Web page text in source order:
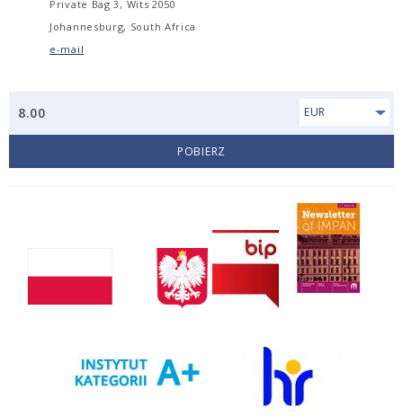
Private Bag 3, Wits 2050
Johannesburg, South Africa
e-mail
8.00 EUR
POBIERZ